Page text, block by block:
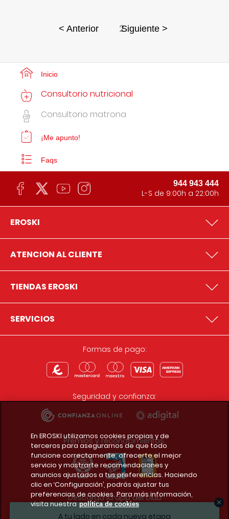
< Anterior 2Siguiente >
A tu lado en cada nueva etapa
Inicio
Consultorio nutricional
Consultorio matrona
¡Me apunto!
Faqs
944 943 444
L-S de 9:00h a 22:00h
EROSKI
ATENCION AL CLIENTE
TIENDAS EROSKI
SERVICIOS
Formas de pago:
Seguridad y confianza:
Premios y reconocimientos:
Descarga la app del club
En EROSKI utilizamos cookies propias y de
terceros para asegurarnos de que todo
funcione correctamente, ofrecerte el mejor
servicio y mostrarte recomendaciones y
anuncios ajustados a tus preferencias. Haciendo
clic en ‘Configuración’, podrás ajustar tus
preferencias de cookies. Para más información,
visita nuestra política de cookies